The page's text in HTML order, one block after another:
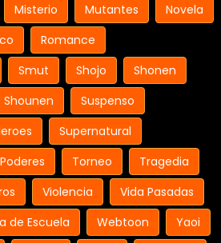
Misterio Mutantes
Novela
Romance
Smut Shojo
Shonen
Shounen
Suspenso
Supernatural
Torneo
Tragedia
Violencia
Vida Pasadas
de Escuela Webtoon
Yaoi